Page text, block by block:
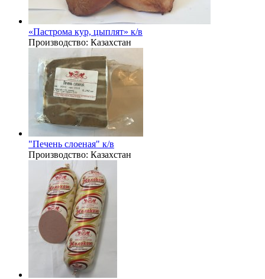
«Пастрома кур, цыплят» к/в
Производство: Казахстан
"Печень слоеная" к/в
Производство: Казахстан